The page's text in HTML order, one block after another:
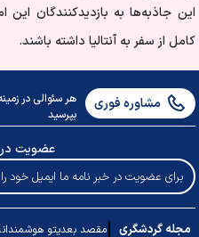
این جاذبه‌ها به بازدیدکنندگان
کامل از سفر به آنتالیا داشته باشند.
مشاوره فوری
هر سئوالی در
بپرسید
عضویت در
مجله گردشگری مقصد بعدیتو